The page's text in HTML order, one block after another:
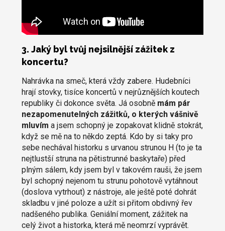
3. Jaký byl tvůj nejsilnější zážitek z
koncertu?
Nahrávka na smeč, která vždy zabere. Hudebníci
hrají stovky, tisíce koncertů v nejrůznějších koutech
republiky či dokonce světa. Já osobně mám pár
nezapomenutelných zážitků, o kterých vášnivě
mluvím a jsem schopný je zopakovat klidně stokrát,
když se mě na to někdo zeptá. Kdo by si taky pro
sebe nechával historku s urvanou strunou H (to je ta
nejtlustší struna na pětistrunné baskytaře) před
plným sálem, kdy jsem byl v takovém rauši, že jsem
byl schopný nejenom tu strunu pohotově vytáhnout
(doslova vytrhout) z nástroje, ale ještě poté dohrát
skladbu v jiné poloze a užít si přitom obdivný řev
nadšeného publika. Geniální moment, zážitek na
celý život a historka, která mě neomrzí vyprávět.